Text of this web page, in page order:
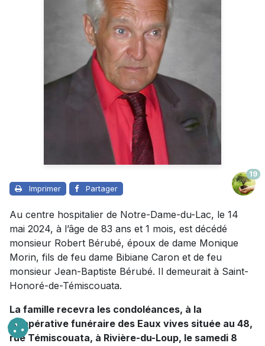
Imprimer Partager
19
Au centre hospitalier de Notre-Dame-du-Lac, le 14
mai 2024, à l’âge de 83 ans et 1 mois, est décédé
monsieur Robert Bérubé, époux de dame Monique
Morin, fils de feu dame Bibiane Caron et de feu
monsieur Jean-Baptiste Bérubé. Il demeurait à Saint-
Honoré-de-Témiscouata.
La famille recevra les condoléances, à la
Coopérative funéraire des Eaux vives située au 48,
rue Témiscouata, à Rivière-du-Loup, le samedi 8